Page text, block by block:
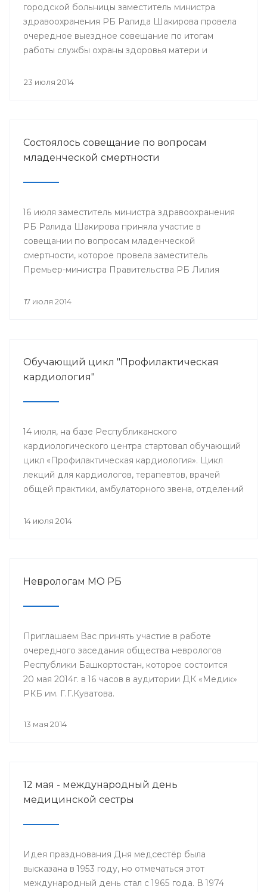
городской больницы заместитель министра
здравоохранения РБ Ралида Шакирова провела
очередное выездное совещание по итогам
работы службы охраны здоровья матери и
организациями, курируемыми отделом
23 июля 2014
Состоялось совещание по вопросам
младенческой смертности
16 июля заместитель министра здравоохранения
РБ Ралида Шакирова приняла участие в
совещании по вопросам младенческой
смертности, которое провела заместитель
Премьер-министра Правительства РБ Лилия
17 июля 2014
Обучающий цикл "Профилактическая
кардиология"
14 июля, на базе Республиканского
кардиологического центра стартовал обучающий
цикл «Профилактическая кардиология». Цикл
лекций для кардиологов, терапевтов, врачей
общей практики, амбулаторного звена, отделений
университетской клиники Лондона.
14 июля 2014
Неврологам МО РБ
Приглашаем Вас принять участие в работе
очередного заседания общества неврологов
Республики Башкортостан, которое состоится
20 мая 2014г. в 16 часов в аудитории ДК «Медик»
РКБ им. Г.Г.Куватова.
13 мая 2014
12 мая - международный день
медицинской сестры
Идея празднования Дня медсестёр была
высказана в 1953 году, но отмечаться этот
международный день стал с 1965 года. В 1974